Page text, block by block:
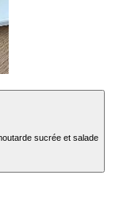
sucrée et salade